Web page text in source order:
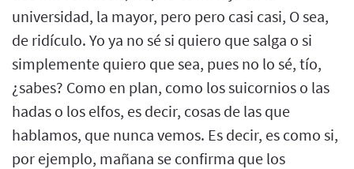
universidad, la mayor, pero pero casi casi, O sea,
de ridículo. Yo ya no sé si quiero que salga o si
simplemente quiero que sea, pues no lo sé, tío,
¿sabes? Como en plan, como los suicornios o las
hadas o los elfos, es decir, cosas de las que
hablamos, que nunca vemos. Es decir, es como si,
por ejemplo, mañana se confirma que los